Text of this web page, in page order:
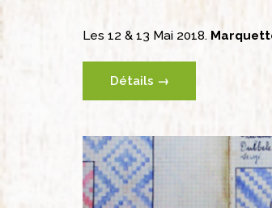
Les 12 & 13 Mai 2018.
Détails →